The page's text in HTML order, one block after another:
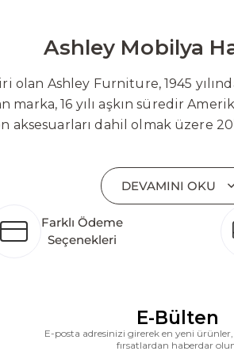
Ashley Mobilya
Ashley Furniture, 1945
marka, 16 yılı aşkın süredir
aksesuarları dahil olmak
bir pazar payına ulaşmıştır.
temel yaklaşım olarak
tesisinin altyapısı
pazarlarına hizmet vermektir.
katkı açısından önemli bir
sunar. Teknoloji ve
deneyimi sunmak ve bu konforu
DEVAMINI OKU
Farklı Ödeme
Seçenekleri
E-Bülten
E-posta adresinizi girerek en yeni
fırsatlardan haberdar